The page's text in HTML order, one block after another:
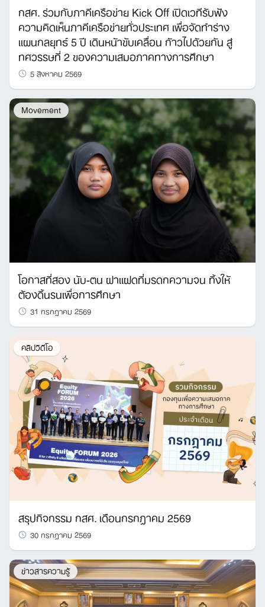
กสศ. ร่วมกับภาคีเครือข่าย Kick Off เปิดเวทีรับฟัง
ความคิดเห็นภาคีเครือข่ายทั่วประเทศ เพื่อจัดทำร่าง
แผนกลยุทธ์ 5 ปี เดินหน้าขับเคลื่อน ก้าวไปด้วยกัน สู่
ทศวรรษที่ 2 ของความเสมอภาคทางการศึกษา
5 สิงหาคม 2569
Movement
โอกาสที่สอง นับ-ตน ฝาแฝดที่มรดกความจน ทิ้งให้
ต้องดิ้นรนเพื่อการศึกษา
31 กรกฎาคม 2569
คลิปวิดีโอ
สรุปกิจกรรม กสศ. เดือนกรกฎาคม 2569
30 กรกฎาคม 2569
ข่าวสารความรู้